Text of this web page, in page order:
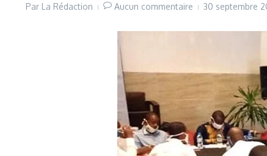
Par La Rédaction Aucun commentaire 30 septembre